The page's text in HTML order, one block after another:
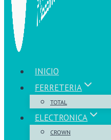
INICIO
FERRETERIA
TOTAL
ELECTRONICA
CROWN